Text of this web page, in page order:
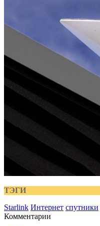
ТЭГИ
Starlink Интернет спутники
Комментарии